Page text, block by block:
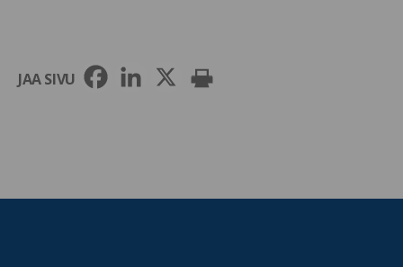
JAA SIVU